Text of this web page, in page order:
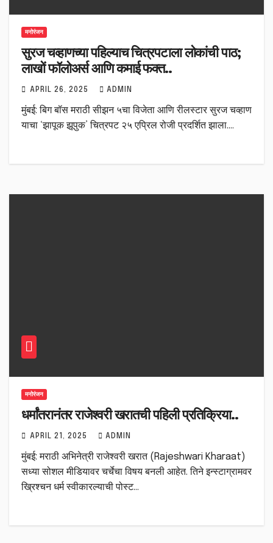
मनोरंजन
सुरज चव्हाणच्या पहिल्याच चित्रपटाला लोकांची पाठ;
लाखों फॉलोअर्स आणि कमाई फक्त..
APRIL 26, 2025 ADMIN
मुंबई: बिग बॉस मराठी सीझन ५चा विजेता आणि रीलस्टार सुरज चव्हाण
याचा ‘झापूक झूपुक’ चित्रपट २५ एप्रिल रोजी प्रदर्शित झाला.…
मनोरंजन
धर्मांतरानंतर राजेश्वरी खरातची पहिली प्रतिक्रिया..
APRIL 21, 2025 ADMIN
मुंबई: मराठी अभिनेत्री राजेश्वरी खरात (Rajeshwari Kharaat)
सध्या सोशल मीडियावर चर्चेचा विषय बनली आहेत. तिने इन्स्टाग्रामवर
ख्रिश्चन धर्म स्वीकारल्याची पोस्ट…